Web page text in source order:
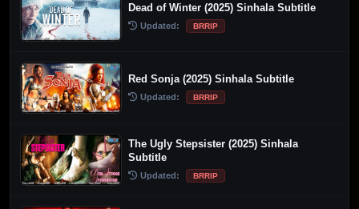
Dead of Winter (2025) Sinhala Subtitle
Updated: BRRIP
Red Sonja (2025) Sinhala Subtitle
Updated: BRRIP
The Ugly Stepsister (2025) Sinhala
Subtitle
Updated: BRRIP